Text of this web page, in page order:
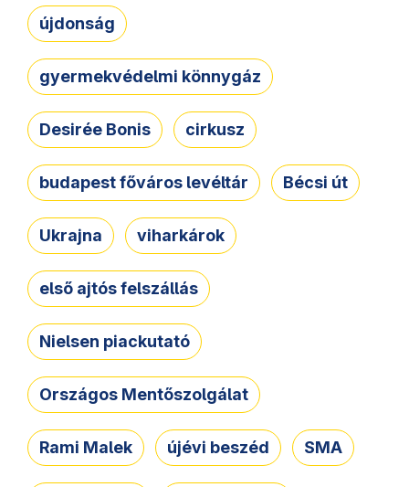
újdonság
gyermekvédelmi könnygáz
Desirée Bonis cirkusz
budapest főváros levéltár Bécsi út
Ukrajna viharkárok
első ajtós felszállás
Nielsen piackutató
Országos Mentőszolgálat
Rami Malek újévi beszéd SMA